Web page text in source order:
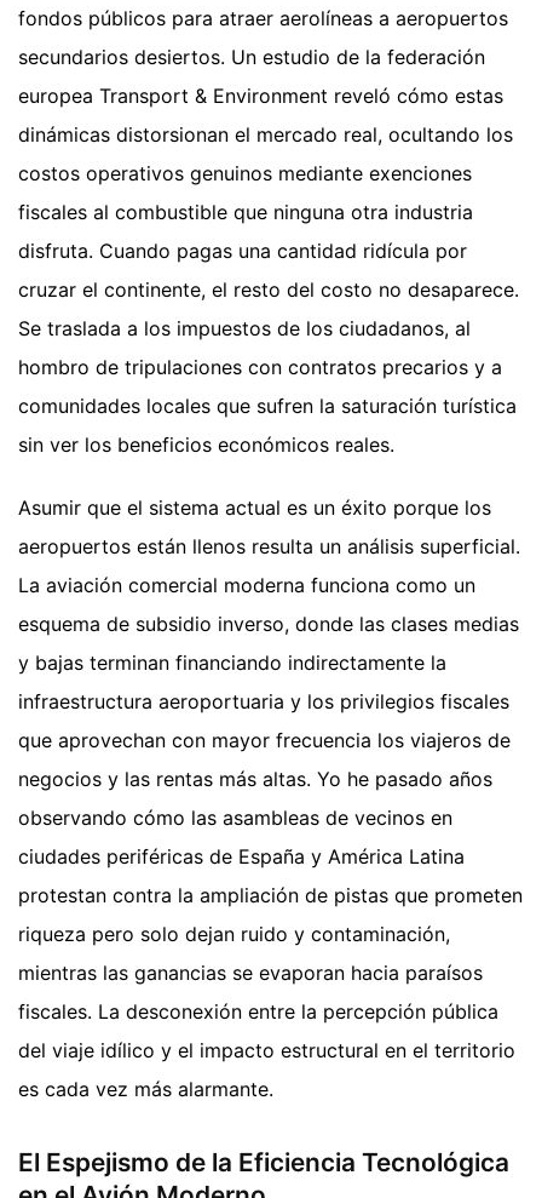
fondos públicos para atraer aerolíneas a aeropuertos
secundarios desiertos. Un estudio de la federación
europea Transport & Environment reveló cómo estas
dinámicas distorsionan el mercado real, ocultando los
costos operativos genuinos mediante exenciones
fiscales al combustible que ninguna otra industria
disfruta. Cuando pagas una cantidad ridícula por
cruzar el continente, el resto del costo no desaparece.
Se traslada a los impuestos de los ciudadanos, al
hombro de tripulaciones con contratos precarios y a
comunidades locales que sufren la saturación turística
sin ver los beneficios económicos reales.
Asumir que el sistema actual es un éxito porque los
aeropuertos están llenos resulta un análisis superficial.
La aviación comercial moderna funciona como un
esquema de subsidio inverso, donde las clases medias
y bajas terminan financiando indirectamente la
infraestructura aeroportuaria y los privilegios fiscales
que aprovechan con mayor frecuencia los viajeros de
negocios y las rentas más altas. Yo he pasado años
observando cómo las asambleas de vecinos en
ciudades periféricas de España y América Latina
protestan contra la ampliación de pistas que prometen
riqueza pero solo dejan ruido y contaminación,
mientras las ganancias se evaporan hacia paraísos
fiscales. La desconexión entre la percepción pública
del viaje idílico y el impacto estructural en el territorio
es cada vez más alarmante.
El Espejismo de la Eficiencia Tecnológica